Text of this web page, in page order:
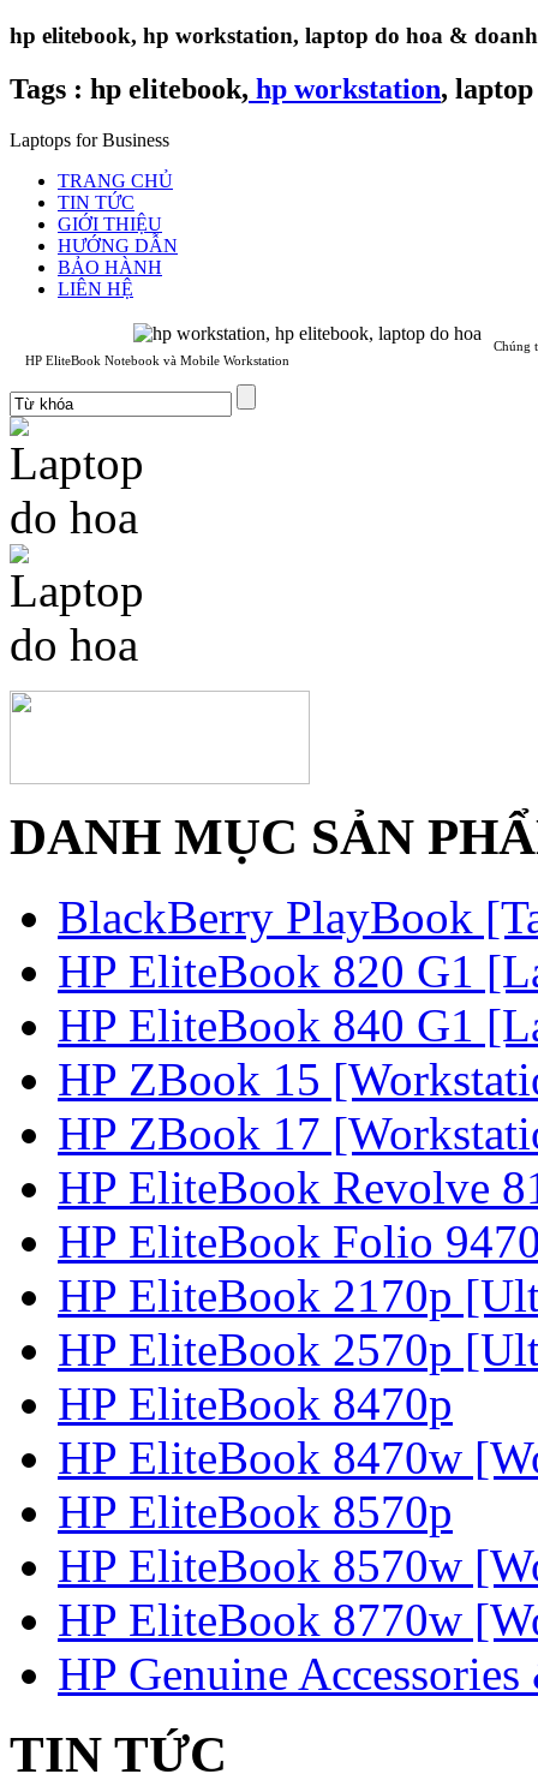
hp elitebook, hp workstation, laptop do hoa &
Tags : hp elitebook, hp workstation,
Laptops for Business
TRANG CHỦ
TIN TỨC
GIỚI THIỆU
HƯỚNG DẪN
BẢO HÀNH
LIÊN HỆ
Chúng
HP EliteBook Notebook và Mobile Workstation
DANH MỤC SẢN
BlackBerry PlayBook
HP EliteBook 820 G1
HP EliteBook 840 G1
HP ZBook 15
HP ZBook 17
HP EliteBook Revolve
HP EliteBook Folio
HP EliteBook 2170p
HP EliteBook 2570p
HP EliteBook 8470p
HP EliteBook 8470w
HP EliteBook 8570p
HP EliteBook 8570w
HP EliteBook 8770w
HP Genuine Accessories
TIN TỨC